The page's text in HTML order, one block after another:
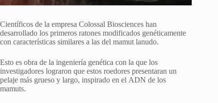
Científicos de la empresa Colossal Biosciences han
desarrollado los primeros ratones modificados genéticamente
con características similares a las del mamut lanudo.
Esto es obra de la ingeniería genética con la que los
investigadores lograron que estos roedores presentaran un
pelaje más grueso y largo, inspirado en el ADN de los
mamuts.